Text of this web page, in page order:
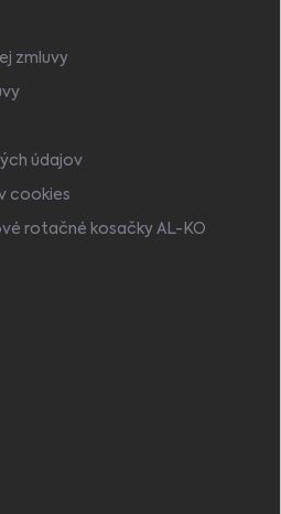
zmluvy
údajov
cookies
rotačné kosačky AL-KO